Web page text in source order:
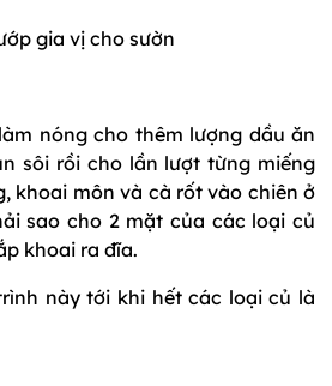
gia vị cho sườn
nóng cho thêm lượng dầu ăn
sôi rồi cho lần lượt từng miếng
khoai môn và cà rốt vào chiên ở
sao cho 2 mặt của các loại củ
khoai ra đĩa.
này tới khi hết các loại củ là